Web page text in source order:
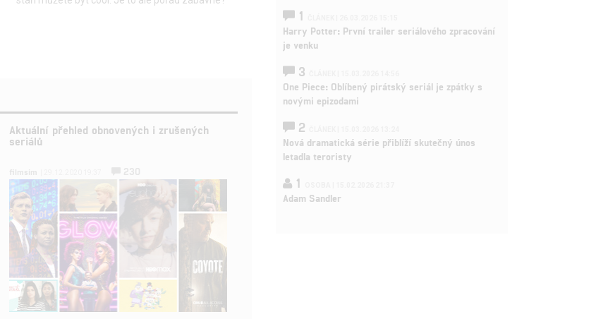
Aktuální přehled obnovených i zrušených
seriálů
1
Harry Potter: První trailer seriálového zpracování
je venku
3
One Piece: Oblíbený pirátský seriál je zpátky s
novými epizodami
2
Nová dramatická série přiblíží skutečný únos
letadla teroristy
1
Adam Sandler